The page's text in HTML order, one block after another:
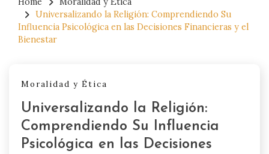
contentUniversalizando la Religión: Comprendiendo Su
Influencia Psicológica en las Decisiones Financieras y el
Bienestar
Moralidad y Ética
Universalizando la Religión:
Comprendiendo Su Influencia
Psicológica en las Decisiones